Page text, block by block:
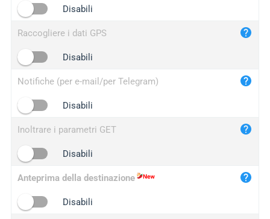
iplogger.info
Disabili
Raccogliere i dati GPS
Disabili
Notifiche (per e-mail/per Telegram)
Disabili
Inoltrare i parametri GET
Disabili
Anteprima della destinazione
Disabili